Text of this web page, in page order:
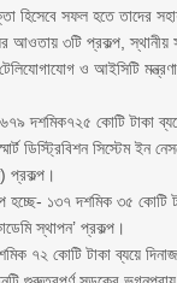
হিসেবে সফল হতে তাদের
আওতায় ৩টি প্রকল্প,
ও আইসিটি
দশমিক৭২৫ কোটি টাকা
ডিস্ট্রিবিশন সিস্টেম ইন
প্রকল্প।
১৩৭ দশমিক ৩৫ কোটি
স্থাপন’ প্রকল্প।
৭২ কোটি টাকা ব্যয়ে